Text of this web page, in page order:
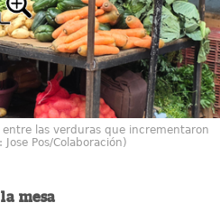
las verduras que incrementaron
Pos/Colaboración)
mesa